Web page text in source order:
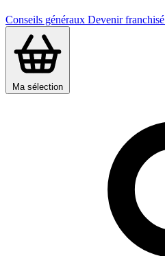
Conseils généraux Devenir franchisé
Ma sélection